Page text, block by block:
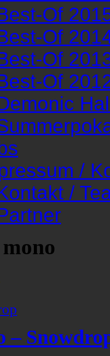
Of
Of
Of
Of
/
/
–